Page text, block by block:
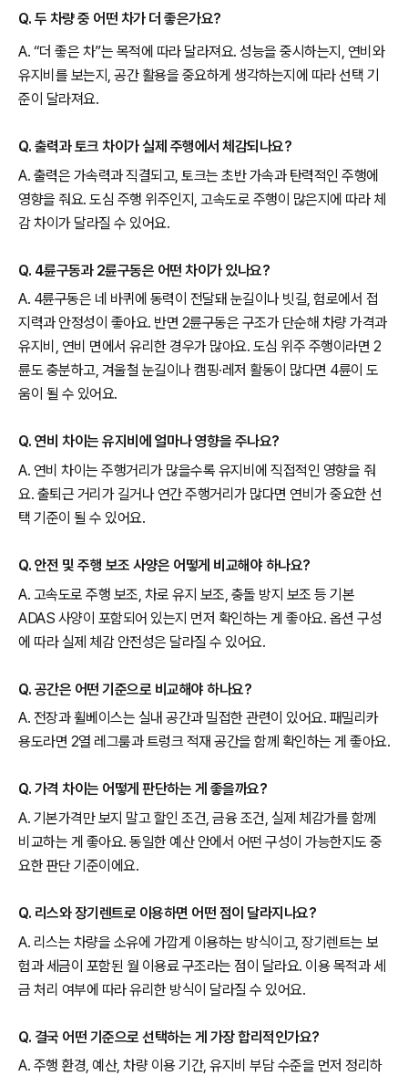
Q. 두 차량 중 어떤 차가 더 좋은가요?
A. “더 좋은 차”는 목적에 따라 달라져요. 성능을 중시하는지, 연비와
유지비를 보는지, 공간 활용을 중요하게 생각하는지에 따라 선택 기
준이 달라져요.
Q. 출력과 토크 차이가 실제 주행에서 체감되나요?
A. 출력은 가속력과 직결되고, 토크는 초반 가속과 탄력적인 주행에
영향을 줘요. 도심 주행 위주인지, 고속도로 주행이 많은지에 따라 체
감 차이가 달라질 수 있어요.
Q. 4륜구동과 2륜구동은 어떤 차이가 있나요?
A. 4륜구동은 네 바퀴에 동력이 전달돼 눈길이나 빗길, 험로에서 접
지력과 안정성이 좋아요. 반면 2륜구동은 구조가 단순해 차량 가격과
유지비, 연비 면에서 유리한 경우가 많아요. 도심 위주 주행이라면 2
륜도 충분하고, 겨울철 눈길이나 캠핑·레저 활동이 많다면 4륜이 도
움이 될 수 있어요.
Q. 연비 차이는 유지비에 얼마나 영향을 주나요?
A. 연비 차이는 주행거리가 많을수록 유지비에 직접적인 영향을 줘
요. 출퇴근 거리가 길거나 연간 주행거리가 많다면 연비가 중요한 선
택 기준이 될 수 있어요.
Q. 안전 및 주행 보조 사양은 어떻게 비교해야 하나요?
A. 고속도로 주행 보조, 차로 유지 보조, 충돌 방지 보조 등 기본
ADAS 사양이 포함되어 있는지 먼저 확인하는 게 좋아요. 옵션 구성
에 따라 실제 체감 안전성은 달라질 수 있어요.
Q. 공간은 어떤 기준으로 비교해야 하나요?
A. 전장과 휠베이스는 실내 공간과 밀접한 관련이 있어요. 패밀리카
용도라면 2열 레그룸과 트렁크 적재 공간을 함께 확인하는 게 좋아요.
Q. 가격 차이는 어떻게 판단하는 게 좋을까요?
A. 기본가격만 보지 말고 할인 조건, 금융 조건, 실제 체감가를 함께
비교하는 게 좋아요. 동일한 예산 안에서 어떤 구성이 가능한지도 중
요한 판단 기준이에요.
Q. 리스와 장기렌트로 이용하면 어떤 점이 달라지나요?
A. 리스는 차량을 소유에 가깝게 이용하는 방식이고, 장기렌트는 보
험과 세금이 포함된 월 이용료 구조라는 점이 달라요. 이용 목적과 세
금 처리 여부에 따라 유리한 방식이 달라질 수 있어요.
Q. 결국 어떤 기준으로 선택하는 게 가장 합리적인가요?
A. 주행 환경, 예산, 차량 이용 기간, 유지비 부담 수준을 먼저 정리하